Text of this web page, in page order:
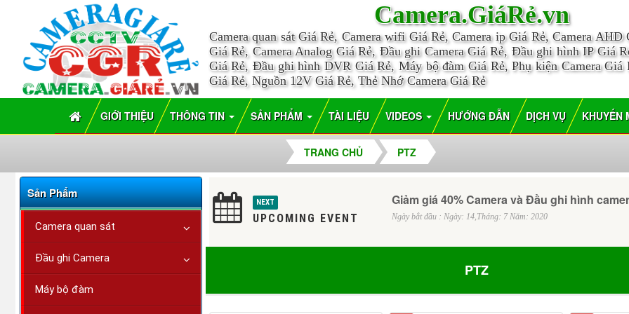
Camera.GiáRẻ.vn
Camera quan sát Giá Rẻ, Camera wifi Giá Rẻ, Camera ip Giá Rẻ, Camera AHD
Giá Rẻ, Camera Analog Giá Rẻ, Đầu ghi Camera Giá Rẻ, Đầu ghi hình IP Giá
Giá Rẻ, Đầu ghi hình DVR Giá Rẻ, Máy bộ đàm Giá Rẻ, Phụ kiện Camera Giá
Giá Rẻ, Nguồn 12V Giá Rẻ, Thẻ Nhớ Camera Giá Rẻ
GIỚI THIỆU THÔNG TIN SẢN PHẨM TÀI LIỆU VIDEOS HƯỚNG ĐẪN DỊCH VỤ KHUYẾN
TRANG CHỦ PTZ
NEXT
UPCOMING EVENT
Giảm giá 40% Camera và Đầu ghi hình
Ngày bắt đầu : Ngày: 14,Tháng: 7 Năm: 2020
PTZ
Sản Phẩm
Camera quan sát
Đầu ghi Camera
Máy bộ đàm